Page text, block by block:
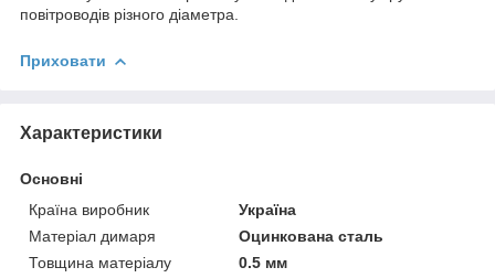
повітроводів різного діаметра.
Приховати
Характеристики
Основні
Країна виробник
Україна
Матеріал димаря
Оцинкована сталь
Товщина матеріалу
0.5 мм